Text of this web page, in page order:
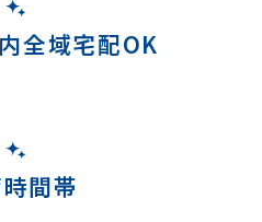
全域宅配OK
間帯